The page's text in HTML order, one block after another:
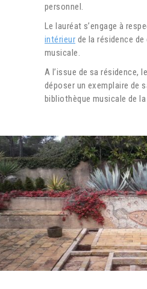
personnel.
Le lauréat s’engage à
intérieur de la résidence
musicale.
A l’issue de sa résidence,
déposer un exemplaire de
bibliothèque musicale de